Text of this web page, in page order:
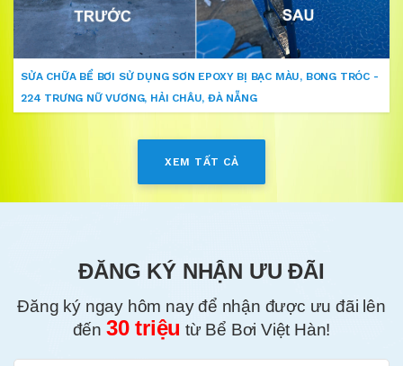
SỬA CHỮA BỂ BƠI SỬ DỤNG SƠN EPOXY BỊ BẠC MÀU, BONG TRÓC -
224 TRƯNG NỮ VƯƠNG, HẢI CHÂU, ĐÀ NẴNG
XEM TẤT CẢ
ĐĂNG KÝ NHẬN ƯU ĐÃI
Đăng ký ngay hôm nay để nhận được ưu đãi lên
đến 30 triệu từ Bể Bơi Việt Hàn!